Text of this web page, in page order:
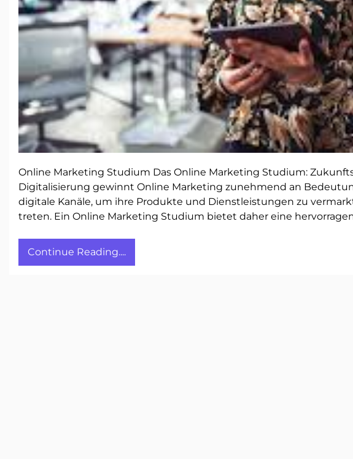
Online Marketing Studium Das Online Marketing Studium:
Digitalisierung gewinnt Online Marketing zunehmend an
digitale Kanäle, um ihre Produkte und Dienstleistungen zu
treten. Ein Online Marketing Studium bietet daher eine
Continue Reading....